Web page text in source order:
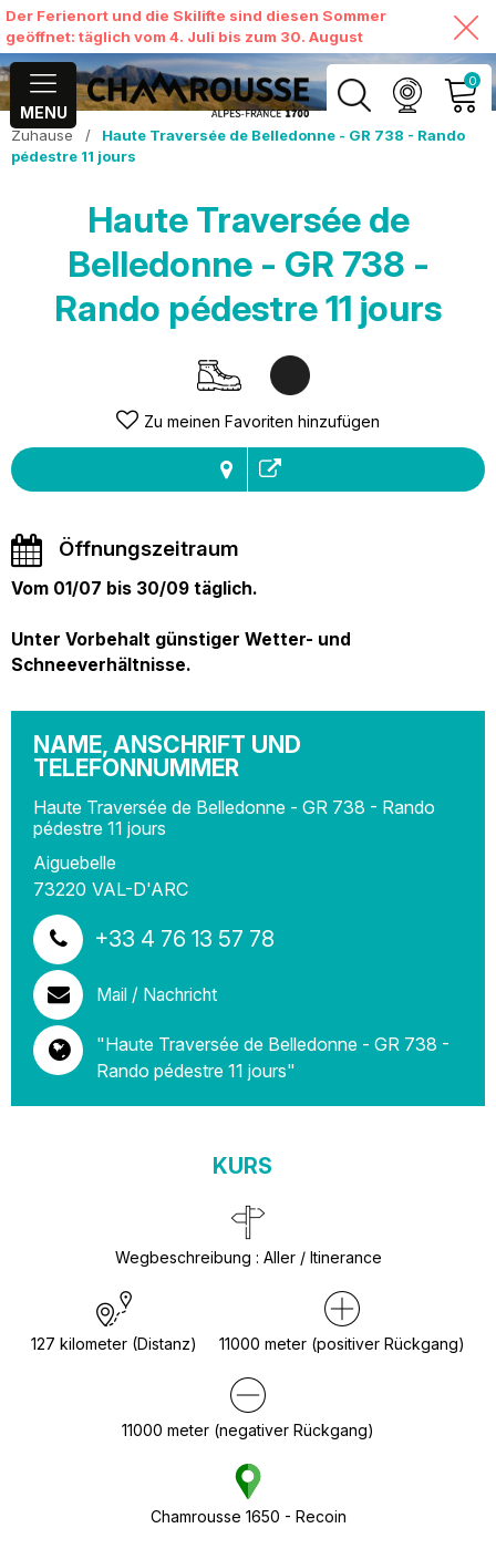
Der Ferienort und die Skilifte sind diesen Sommer
geöffnet: täglich vom 4. Juli bis zum 30. August
MENU
0
MEIN KONTO
ANSEHEN
Zuhause /
Haute Traversée de Belledonne - GR 738 - Rando
pédestre 11 jours
Haute Traversée de
Belledonne - GR 738 -
Rando pédestre 11 jours
Zu meinen Favoriten hinzufügen
Öffnungszeitraum
Vom 01/07 bis 30/09 täglich.
Unter Vorbehalt günstiger Wetter- und
Schneeverhältnisse.
NAME, ANSCHRIFT UND
TELEFONNUMMER
Haute Traversée de Belledonne - GR 738 - Rando
pédestre 11 jours
Aiguebelle
73220 VAL-D'ARC
+33 4 76 13 57 78
Mail / Nachricht
"Haute Traversée de Belledonne - GR 738 -
Rando pédestre 11 jours"
KURS
Wegbeschreibung : Aller / Itinerance
127 kilometer (Distanz) 11000 meter (positiver Rückgang)
11000 meter (negativer Rückgang)
Chamrousse 1650 - Recoin